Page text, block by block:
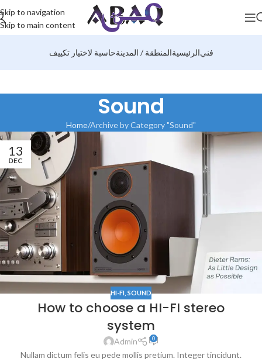
Skip to navigation
Skip to main content
حاسبة لاختيار تكييفالمنطقة / المدينةالرئيسيةفني
Sound
Home Archive by Category "Sound"
13
DEC
HI-FI SOUND
How to choose a HI-FI stereo
system
Admin 0
Nullam dictum felis eu pede mollis pretium. Integer tincidunt.